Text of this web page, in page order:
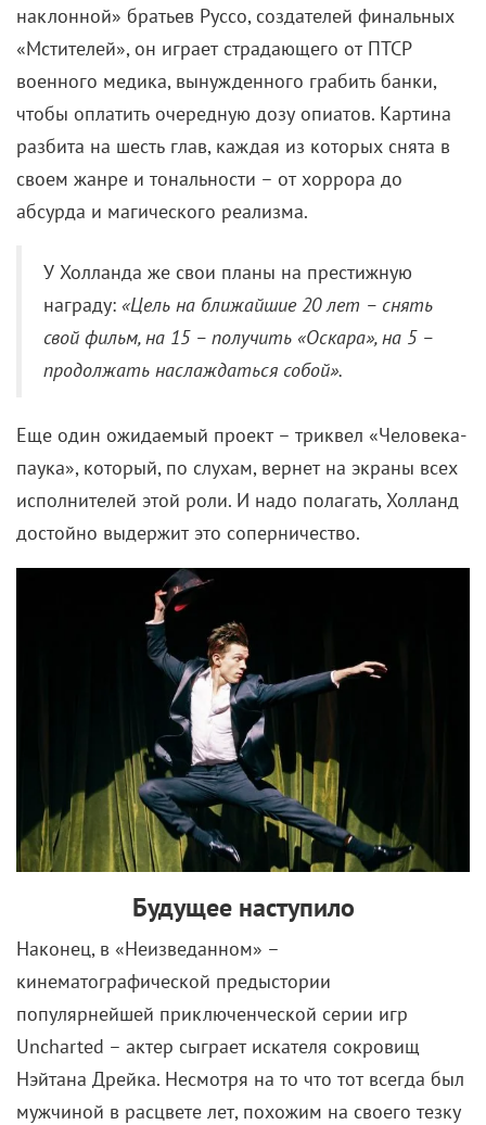
наклонной» братьев Руссо, создателей финальных
«Мстителей», он играет страдающего от ПТСР
военного медика, вынужденного грабить банки,
чтобы оплатить очередную дозу опиатов. Картина
разбита на шесть глав, каждая из которых снята в
своем жанре и тональности – от хоррора до
абсурда и магического реализма.
У Холланда же свои планы на престижную
награду: «Цель на ближайшие 20 лет – снять
свой фильм, на 15 – получить «Оскара», на 5 –
продолжать наслаждаться собой».
Еще один ожидаемый проект – триквел «Человека-
паука», который, по слухам, вернет на экраны всех
исполнителей этой роли. И надо полагать, Холланд
достойно выдержит это соперничество.
Будущее наступило
Наконец, в «Неизведанном» –
кинематографической предыстории
популярнейшей приключенческой серии игр
Uncharted – актер сыграет искателя сокровищ
Нэйтана Дрейка. Несмотря на то что тот всегда был
мужчиной в расцвете лет, похожим на своего тезку